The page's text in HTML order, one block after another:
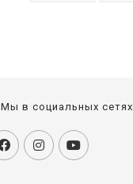
Мы в социальных сетях